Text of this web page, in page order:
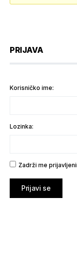
PRIJAVA
Korisničko ime:
Lozinka:
Zadrži me
Prijavi se